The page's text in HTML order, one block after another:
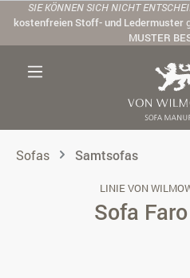
Zum Hauptinhalt springen
SIE KÖNNEN SICH NICHT
kostenfreien Stoff- und Ledermuster
MUSTER
Sofas Samtsofas
LINIE VON
Sofa